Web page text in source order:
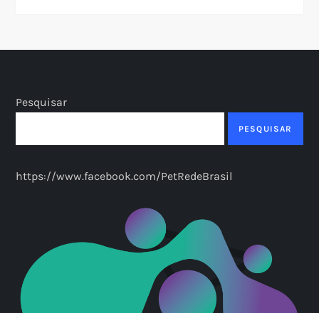
Pesquisar
PESQUISAR
https://www.facebook.com/PetRedeBrasil